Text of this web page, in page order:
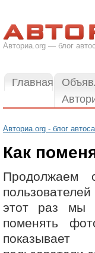
Авториа.org — блог
Главная
Авториа.org - блог
Как
Продолжаем
этот раз мы
поменять